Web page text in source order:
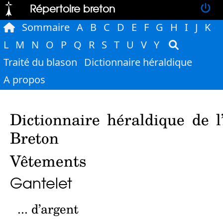
Répertoire breton
Sommaire A B C D E F G H I J
K
L M N O P Q R S T U V Y
Traité du blason
Dictionnaire héraldique
A propos
Dictionnaire héraldique de
Breton
Vêtements
Gantelet
... d’argent